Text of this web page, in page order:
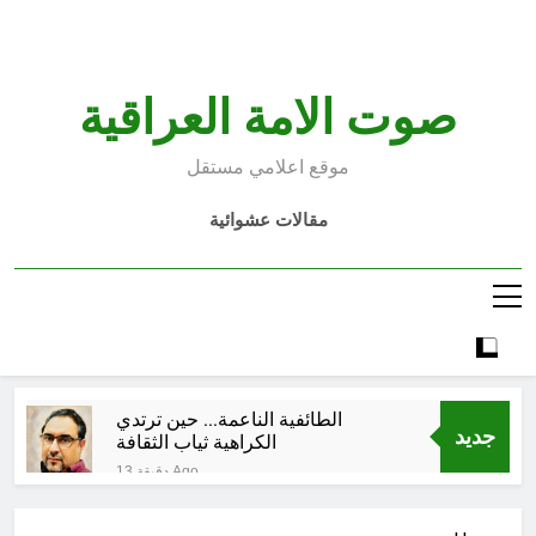
صوت الامة العراقية
موقع اعلامي مستقل
مقالات عشوائية
جديد
الطائفية الناعمة… حين ترتدي
الكراهية ثياب الثقافة
13 دقيقة Ago